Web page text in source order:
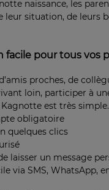
naissance, les
leur situation, de leurs
facile pour tous vos
d’amis proches, de
loin, participer à
Kagnotte est très simple.
obligatoire
quelques clics
laisser un message
via SMS, WhatsApp,